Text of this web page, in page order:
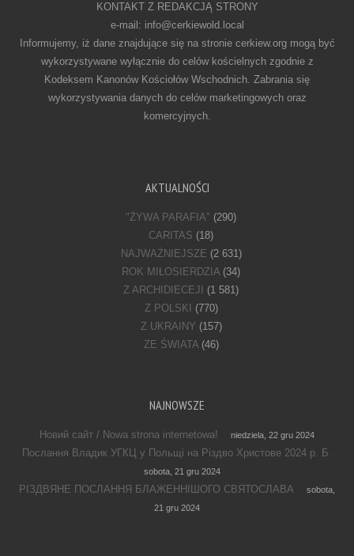
KONTAKT Z REDAKCJĄ STRONY
e-mail: info@cerkiewold.local
Informujemy, iż dane znajdujące się na stronie cerkiew.org mogą być
wykorzystywane wyłącznie do celów kościelnych zgodnie z
Kodeksem Kanonów Kościołów Wschodnich. Zabrania się
wykorzystywania danych do celów marketingowych oraz
komercyjnych.
AKTUALNOŚCI
"ŻYWA PARAFIA" (290)
CARITAS (18)
NAJWAŻNIEJSZE (2 631)
ROK MIŁOSIERDZIA(34)
Z ARCHIDIECEJI
(1 581)
Z POLSKI
(770)
Z UKRAINY (157)
ZE ŚWIATA(46)
NAJNOWSZE
Новий сайт / Nowa strona internetowa! niedziela, 22 gru 2024
Послання Владик УГКЦ у Польщі на Різдво Христове 2024 р. Б.
sobota, 21 gru 2024
РІЗДВЯНЕ ПОСЛАННЯ БЛАЖЕННІШОГО СВЯТОСЛАВА
sobota,
21 gru 2024